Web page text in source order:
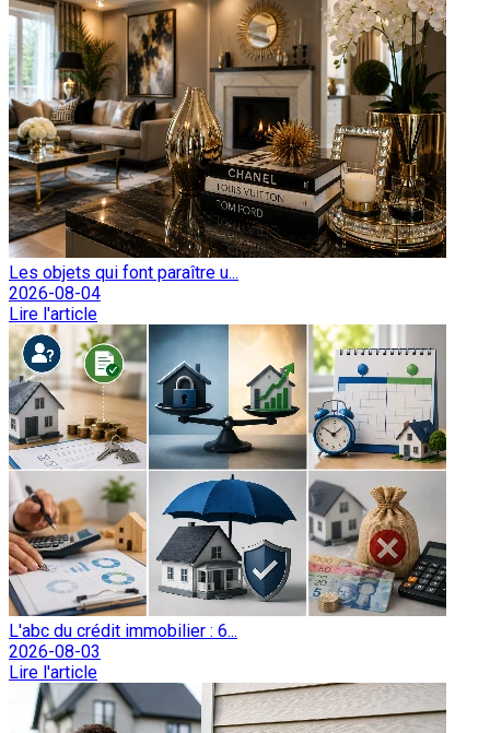
Les objets qui font paraître u...
2026-08-04
Lire l'article
L'abc du crédit immobilier : 6...
2026-08-03
Lire l'article